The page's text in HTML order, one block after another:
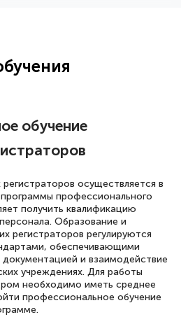
методических
уровня
за курс
"Эксперт ЕГЭ по
литературе". Много
помогли
обучение
осуществляется в
профессионального
получить квалификацию
Образование и
регистраторов регулируются
обеспечивающими
и взаимодействие
учреждениях. Для работы
необходимо иметь среднее
профессиональное обучение